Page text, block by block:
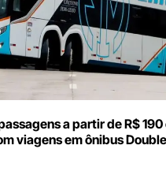
a partir de R$
viagens em ônibus